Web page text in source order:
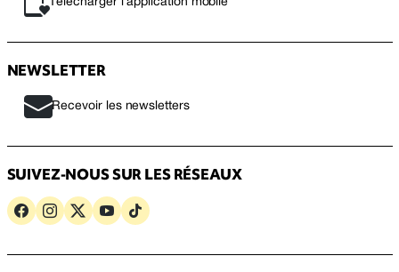
NEWSLETTER
Recevoir les newsletters
SUIVEZ-NOUS SUR LES RÉSEAUX